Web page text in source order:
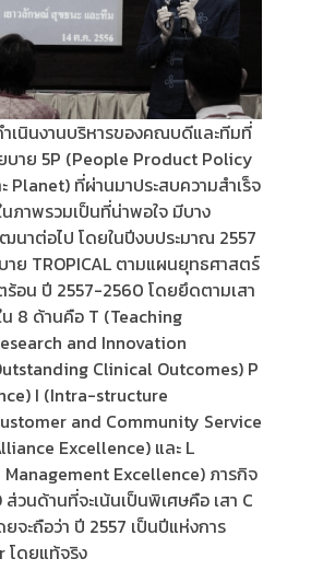
เนินงานบริหารของคณบดีและทีมที่
บาย 5P (People Product Policy
ที่ผ่านมาประสบความสำเร็จ
ภาพรวมเป็นที่น่าพอใจ มีบาง
นาต่อไป โดยในปีงบประมาณ 2557
าย TROPICAL ตามแผนยุทธศาสตร์
ร้อน ปี 2557-2560 โดยยึดตามเสา
8 ด้านคือ T (Teaching
and Innovation
Clinical Outcomes) P
I (Intra-structure
and Community Service
Excellence) และ L
Excellence) ภารกิจ
วนด้านที่จะเน้นเป็นพิเศษคือ เสา C
จะถือว่า ปี 2557 เป็นปีแห่งการ
โดยแท้จริง